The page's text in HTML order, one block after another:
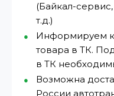
(Байкал-
т.д.)
Информируем
товара в ТК.
в ТК
Возможна
России